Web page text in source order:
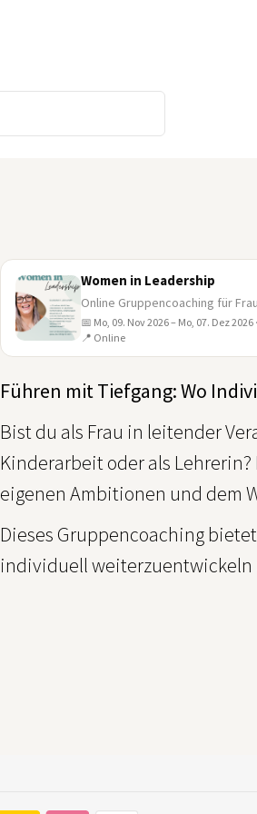
Women in Leadership
Online Gruppencoaching für
📅 Mo, 09. Nov 2026 – Mo, 07. Dez 2026
📍 Online
Führen mit Tiefgang: Wo
Bist du als Frau in leitender
Kinderarbeit oder als
eigenen Ambitionen und dem
Dieses Gruppencoaching
individuell weiterzuentwickeln